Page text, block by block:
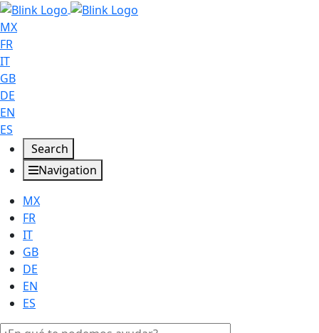
MX
FR
IT
GB
DE
EN
ES
Search
Navigation
MX
FR
IT
GB
DE
EN
ES